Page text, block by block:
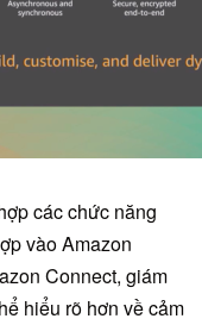
các chức năng
vào Amazon
Connect, giám
hiểu rõ hơn về cảm